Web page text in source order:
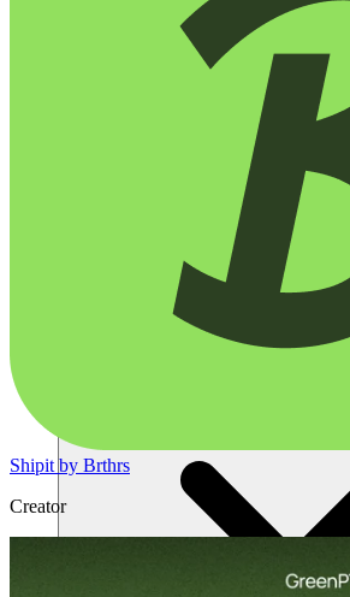
ソリューション
Shipit by Brthrs
Creator